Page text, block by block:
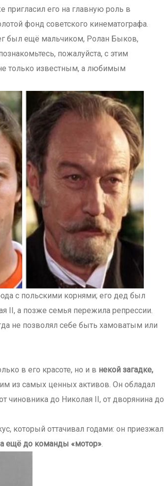
пригласил его на главную роль в
фонд советского кинематографа.
был ещё мальчиком, Ролан Быков,
пожалуйста, с этим
только известным, а любимым
с польскими корнями; его дед был
II, а позже семья пережила репрессии.
не позволял себе быть хамоватым или
в его красоте, но и в некой загадке,
из самых ценных активов. Он обладал
чиновника до Николая II, от дворянина до
который оттачивал годами: он приезжал
ещё до команды «мотор»